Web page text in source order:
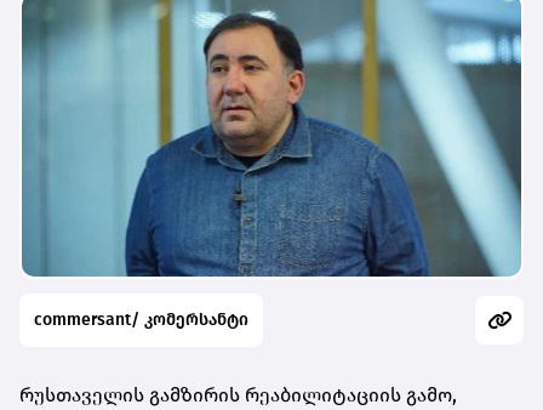
commersant/ კომერსანტი
რუსთაველის გამზირის რეაბილიტაციის გამო,